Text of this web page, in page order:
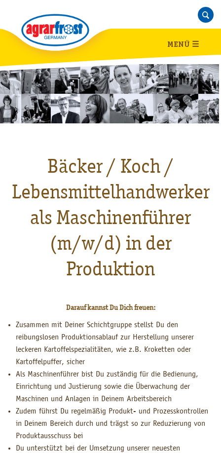
MENÜ ☰
Bäcker / Koch /
Lebensmittelhandwerker
als Maschinenführer
(m/w/d) in der
Produktion
Darauf kannst Du Dich freuen:
Zusammen mit Deiner Schichtgruppe stellst Du den
reibungslosen Produktionsablauf zur Herstellung unserer
leckeren Kartoffelspezialitäten, wie z.B. Kroketten oder
Kartoffelpuffer, sicher
Als Maschinenführer bist Du zuständig für die Bedienung,
Einrichtung und Justierung sowie die Überwachung der
Maschinen und Anlagen in Deinem Arbeitsbereich
Zudem führst Du regelmäßig Produkt- und Prozesskontrollen
in Deinem Bereich durch und trägst so zur Reduzierung von
Produktausschuss bei
Du unterstützt bei der Umsetzung unserer neuesten